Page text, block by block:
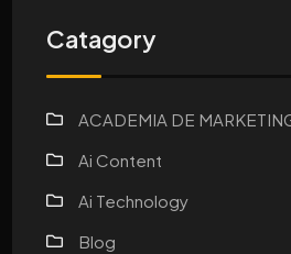
Catagory
ACADEMIA DE
Ai Content
Ai Technology
Blog